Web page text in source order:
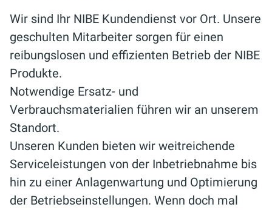
Wir sind Ihr NI­BE Kun­den­dienst vor Ort. Unsere
geschulten Mitarbeiter sor­gen für ei­nen
rei­bungs­lo­sen und ef­fi­zi­en­ten Be­trieb der NI­BE
Pro­duk­te.
Notwendige Er­satz- und
Ver­brauchs­ma­te­ria­li­en führen wir an unserem
Standort.
Un­se­ren Kun­den bie­ten wir weit­rei­chen­de
Ser­vice­leis­tun­gen von der In­be­trieb­nah­me bis
hin zu ei­ner An­la­gen­war­tung und Op­ti­mie­rung
der Be­triebs­ein­stel­lun­gen. Wenn doch mal